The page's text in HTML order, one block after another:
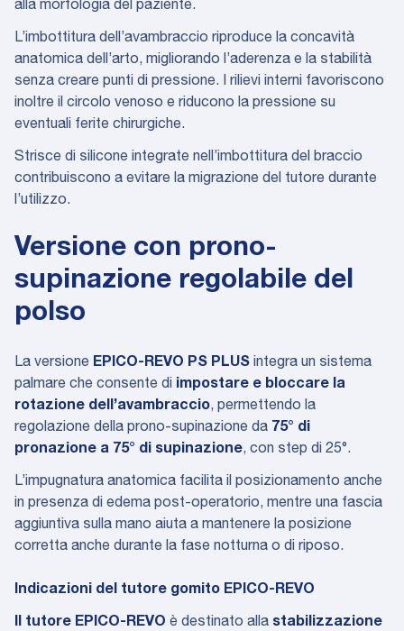
alla morfologia del paziente.
L’imbottitura dell’avambraccio riproduce la concavità
anatomica dell’arto, migliorando l’aderenza e la stabilità
senza creare punti di pressione. I rilievi interni favoriscono
inoltre il circolo venoso e riducono la pressione su
eventuali ferite chirurgiche.
Strisce di silicone integrate nell’imbottitura del braccio
contribuiscono a evitare la migrazione del tutore durante
l’utilizzo.
Versione con prono-
supinazione regolabile del
polso
La versione EPICO-REVO PS PLUS integra un sistema
palmare che consente di impostare e bloccare la
rotazione dell’avambraccio, permettendo la
regolazione della prono-supinazione da 75° di
pronazione a 75° di supinazione, con step di 25°.
L’impugnatura anatomica facilita il posizionamento anche
in presenza di edema post-operatorio, mentre una fascia
aggiuntiva sulla mano aiuta a mantenere la posizione
corretta anche durante la fase notturna o di riposo.
Indicazioni del tutore gomito EPICO-REVO
Il tutore EPICO-REVO è destinato alla stabilizzazione